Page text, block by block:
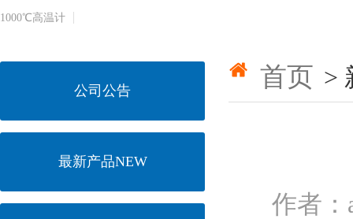
1000℃​高温计
公司公告
最新产品NEW
首页 >
作者：